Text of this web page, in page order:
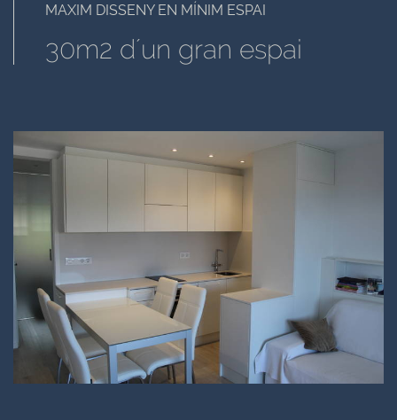
MAXIM DISSENY EN MÍNIM ESPAI
30m2 d´un gran espai